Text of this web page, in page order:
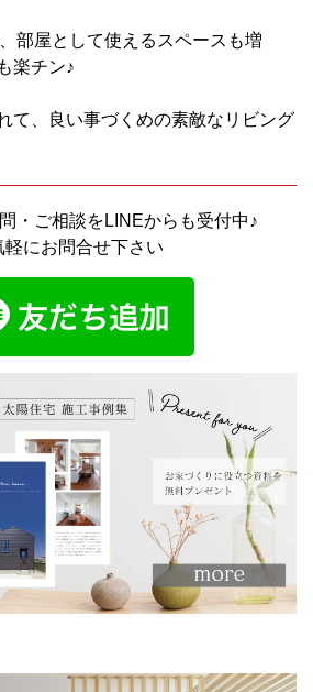
部屋として使えるスペースも増
楽チン♪
て、良い事づくめの素敵なリビング
・ご相談をLINEからも受付中♪
軽にお問合せ下さい